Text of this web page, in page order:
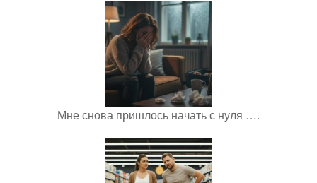
Мне снова пришлось начать с нуля ….